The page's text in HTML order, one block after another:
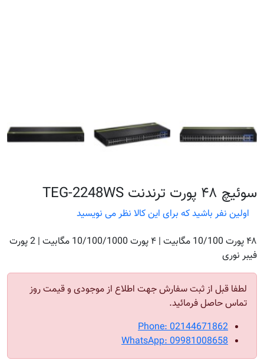
سوئیچ ۴۸ پورت ترندنت TEG-2248WS
اولین نفر باشید که برای این کالا نظر می نویسید
۴۸ پورت 10/100 مگابیت | ۴ پورت 10/100/1000 مگابیت | 2 پورت
فیبر نوری
لطفا قبل از ثبت سفارش جهت اطلاع از موجودی و قیمت روز
تماس حاصل فرمائید.
Phone: 02144671862
WhatsApp: 09981008658